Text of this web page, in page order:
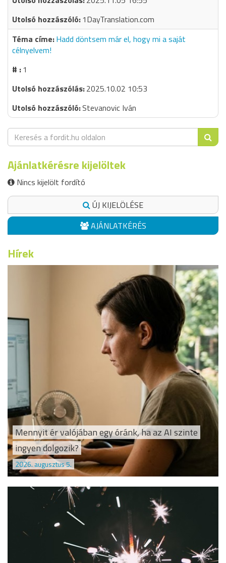
1DayTranslation.com
Hadd döntsem már el, hogy mi a saját
célnyelvem!
1
2025.10.02 10:53
Stevanovic Iván
Ajánlatkérésre kijelöltek
Nincs kijelölt fordító
ÚJ KIJELÖLÉSE
AJÁNLATKÉRÉS
Hírek
Mennyit ér valójában egy óránk, ha az AI szinte
ingyen dolgozik?
2026. augusztus 5.